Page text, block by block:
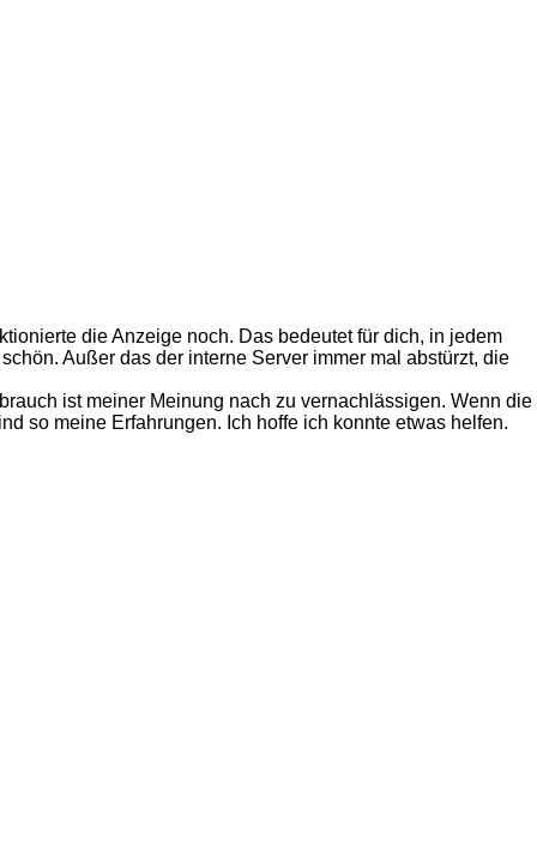
die Anzeige noch. Das bedeutet für dich, in jedem
Außer das der interne Server immer mal abstürzt, die
ist meiner Meinung nach zu vernachlässigen. Wenn die
so meine Erfahrungen. Ich hoffe ich konnte etwas helfen.